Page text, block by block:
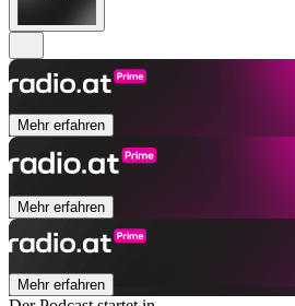
Mehr erfahren
Mehr erfahren
Mehr erfahren